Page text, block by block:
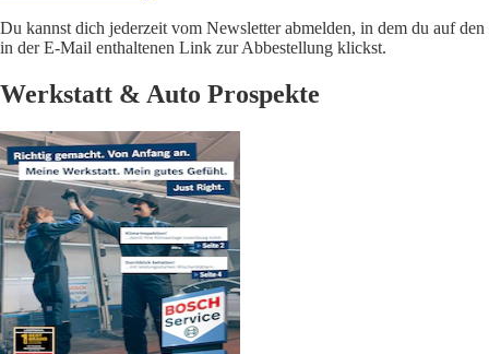
Du kannst dich jederzeit vom Newsletter abmelden, in dem du auf den
in der E-Mail enthaltenen Link zur Abbestellung klickst.
Werkstatt & Auto Prospekte